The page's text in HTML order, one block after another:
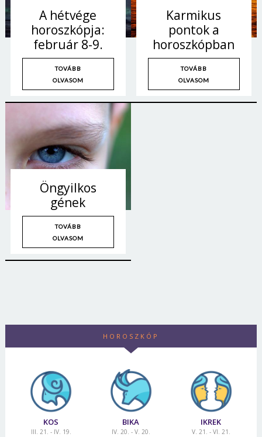
A hétvége
horoszkópja:
február 8-9.
TOVÁBB
OLVASOM
Karmikus
pontok a
horoszkópban
TOVÁBB
OLVASOM
Öngyilkos
gének
TOVÁBB
OLVASOM
HOROSZKÓP
KOS
III. 21. - IV. 19.
BIKA
IV. 20. - V. 20.
IKREK
V. 21. - VI. 21.